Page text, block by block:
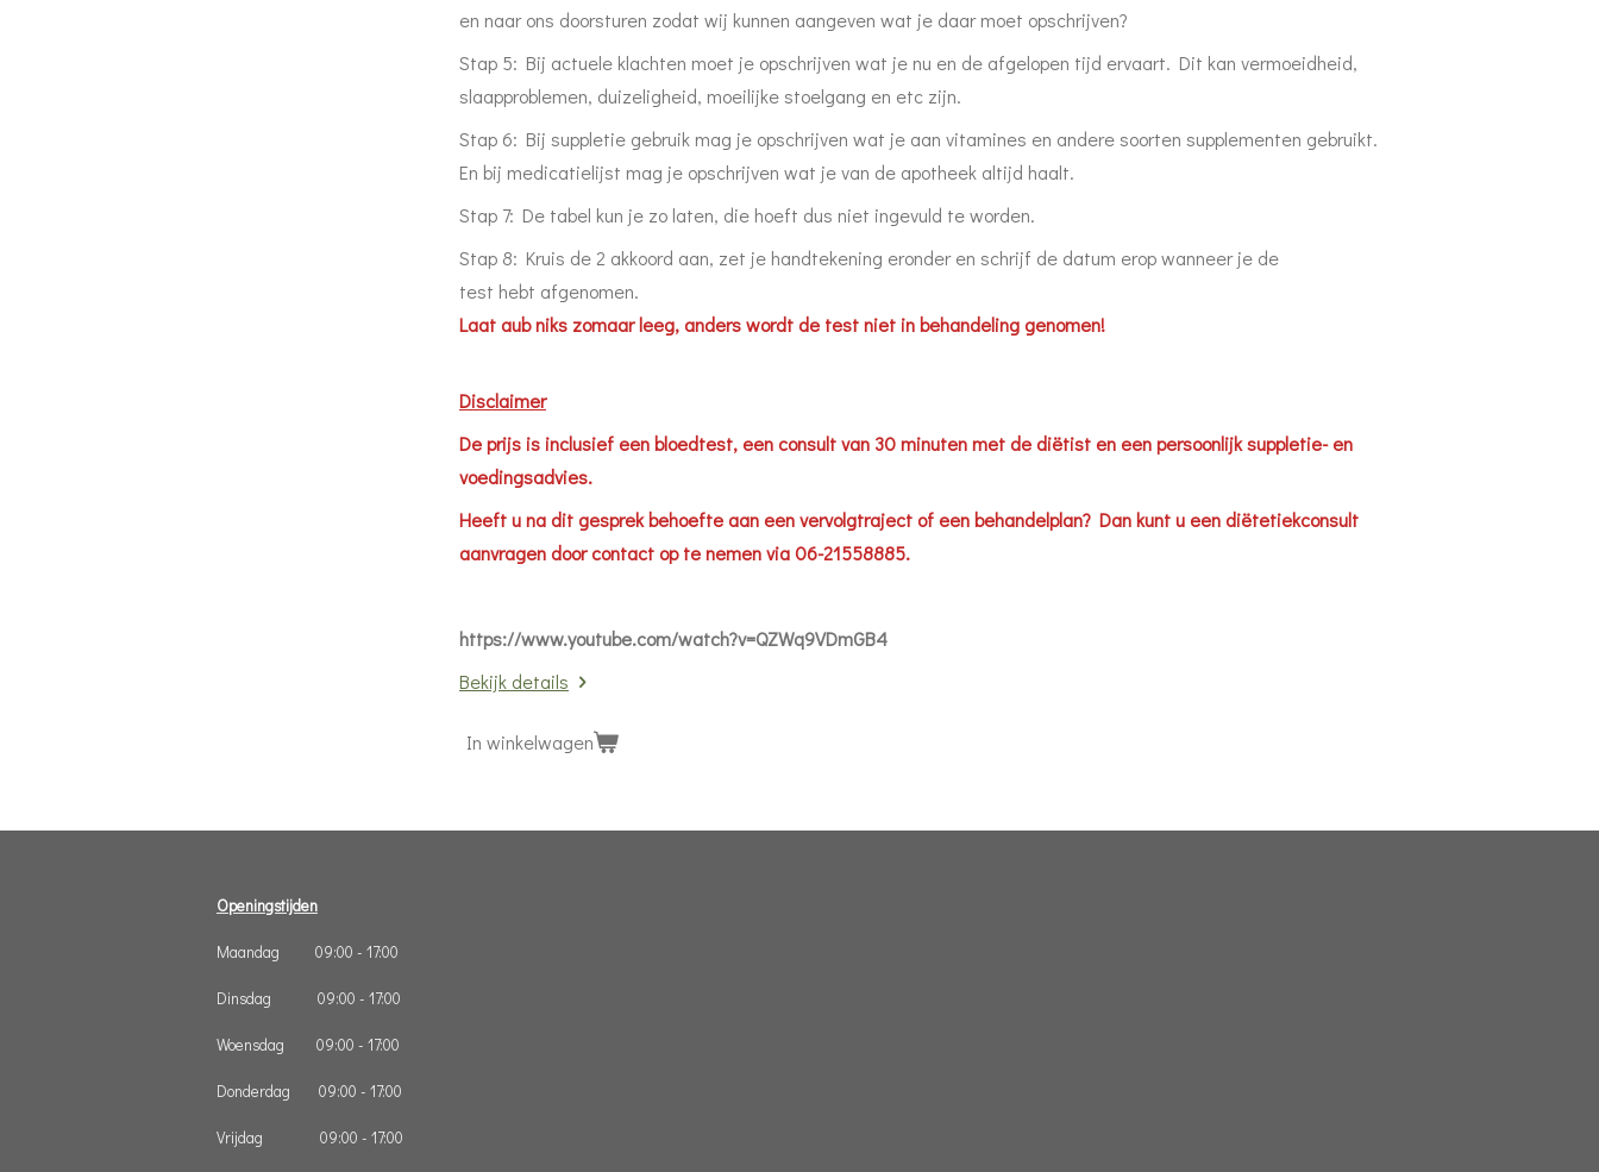
en naar ons doorsturen zodat wij kunnen aangeven wat je daar moet opschrijven?
Stap 5: Bij actuele klachten moet je opschrijven wat je nu en de afgelopen tijd ervaart. Dit kan vermoeidheid,
slaapproblemen, duizeligheid, moeilijke stoelgang en etc zijn.
Stap 6: Bij suppletie gebruik mag je opschrijven wat je aan vitamines en andere soorten supplementen gebruikt.
En bij medicatielijst mag je opschrijven wat je van de apotheek altijd haalt.
Stap 7: De tabel kun je zo laten, die hoeft dus niet ingevuld te worden.
Stap 8: Kruis de 2 akkoord aan, zet je handtekening eronder en schrijf de datum erop wanneer je de
test hebt afgenomen.
Laat aub niks zomaar leeg, anders wordt de test niet in behandeling genomen!
Disclaimer
De prijs is inclusief een bloedtest, een consult van 30 minuten met de diëtist en een persoonlijk suppletie- en
voedingsadvies.
Heeft u na dit gesprek behoefte aan een vervolgtraject of een behandelplan? Dan kunt u een diëtetiekconsult
aanvragen door contact op te nemen via 06-21558885.
https://www.youtube.com/watch?v=QZWq9VDmGB4
Bekijk details
In winkelwagen
Openingstijden
Maandag 09:00 - 17:00
Dinsdag 09:00 - 17:00
Woensdag 09:00 - 17:00
Donderdag 09:00 - 17:00
Vrijdag 09:00 - 17:00